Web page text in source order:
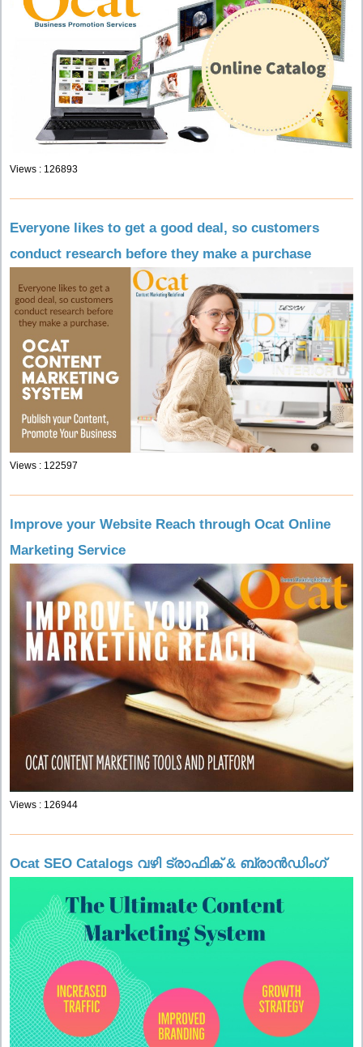
Views : 126893
Everyone likes to get a good deal, so customers
conduct research before they make a purchase
Views : 122597
Improve your Website Reach through Ocat Online
Marketing Service
Views : 126944
Ocat SEO Catalogs വഴി ട്രാഫിക് & ബ്രാൻഡിംഗ്